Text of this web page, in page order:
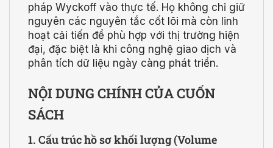
pháp Wyckoff vào thực tế. Họ không chỉ giữ
nguyên các nguyên tắc cốt lõi mà còn linh
hoạt cải tiến để phù hợp với thị trường hiện
đại, đặc biệt là khi công nghệ giao dịch và
phân tích dữ liệu ngày càng phát triển.
NỘI DUNG CHÍNH CỦA CUỐN
SÁCH
1. Cấu trúc hồ sơ khối lượng (Volume